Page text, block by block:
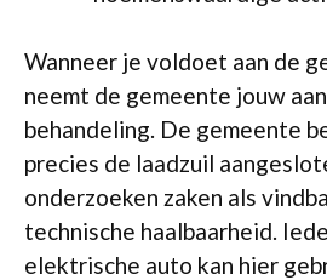
Wanneer je voldoet aan de
neemt de gemeente jouw
behandeling. De gemeente
precies de laadzuil
onderzoeken zaken als
technische haalbaarheid.
elektrische auto kan hier